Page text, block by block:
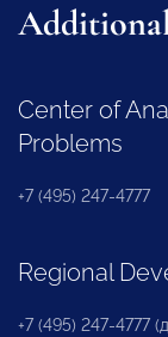
Center of
Problems
+7 (495) 247-4777
Regional
+7 (495) 247-4777